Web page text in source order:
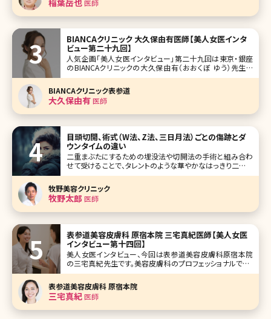
稲葉岳也医師
BIANCAクリニック 大久保由有医師【美人女医インタ
ビュー第二十九回】
人気企画「美人女医インタビュー」第二十九回は東京・銀座
のBIANCAクリニックの大久保由有（おおくぼ ゆう）先生で
す。 肌の治療を中心として、オペ系の症例も豊富、美容に対
する熱い思いと研究熱心な一面をもつ大久保先生。日々イン
スタグラムで発信する美容情報は多くのファンを生んでいま
す。 みんな気
BIANCAクリニック表参道
大久保由有医師
目頭切開、術式（W法、Z法、三日月法）ごとの傷跡とダ
ウンタイムの違い
二重まぶたにするための埋没法や切開法の手術と組み合わ
せて受けることで、タレントのような華やかなはっきり二重を
手に入れることができ、目が大きくみえる目頭切開の手術。
効果がはっきりとわかる手術であるものの、ダウンタイムが
長引いたり、傷跡が残ってしまったりとトラブルも報告されて
いる施術でもあります。これか
牧野美容クリニック
牧野太郎 医師
表参道美容皮膚科 原宿本院 三宅真紀医師【美人女医
インタビュー第十四回】
美人女医インタビュー、今回は表参道美容皮膚科原宿本院
の三宅真紀先生です。美容皮膚科のプロフェッショナルで、レ
ーザー治療、ヒアルロン酸、ボトックスなどのアンチエイジン
グ系注入治療に造詣が深く、数多くの症例を経験されていま
す。そんな美人女医に、お肌のケア法から医師の指導法まで
聞いてきました。 学生時代
表参道美容皮膚科 原宿本院
三宅真紀医師